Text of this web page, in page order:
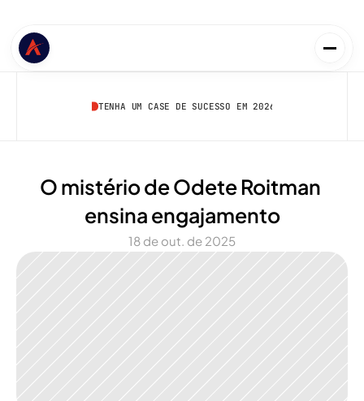
TENHA UM CASE DE SUCESSO EM 2026
O mistério de Odete Roitman
ensina engajamento
18 de out. de 2025